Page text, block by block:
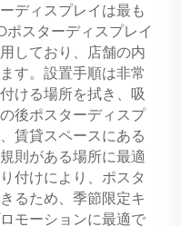
ディスプレイは最も
スターディスプレイ
しており、店舗の内
す。設置手順は非常
ける場所を拭き、吸
後ポスターディスプ
賃貸スペースにある
則がある場所に最適
付けにより、ポスタ
るため、季節限定キ
モーションに最適で